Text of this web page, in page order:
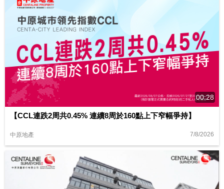
00:28
【CCL連跌2周共0.45% 連續8周於160點上下窄幅爭持】
中原地產 7/8/2026